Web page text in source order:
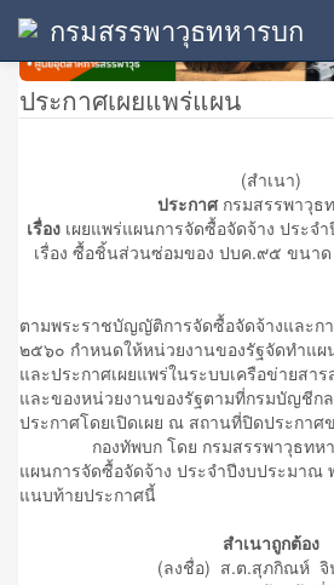
กรมสรรพาวุธทหารบก
ประกาศเผยแพร่แผน
(สำเนา)
ประกาศกรมสรรพาวุธ
เรื่อง เผยแพร่แผนการจัดซื้อจัดจ้าง ประ
เรื่อง ซื้อชิ้นส่วนซ่อมของ ปบค.๙๕ ขนาด
ตามพระราชบัญญัติการจัดซื้อจัดจ้างและก
๒๕๖๐ กำหนดให้หน่วยงานของรัฐจัดทำแผ
และประกาศเผยแพร่ในระบบเครือข่ายสา
และของหน่วยงานของรัฐตามที่กรมบัญชีก
ประกาศโดยเปิดเผย ณ สถานที่ปิดประกาศ
กองทัพบก โดย กรมสรรพาวุธทหาร
แผนการจัดซื้อจัดจ้าง ประจำปีงบประมาณ
แนบท้ายประกาศนี้
สำเนาถูกต้อง
(ลงชื่อ) ส.ต.สุภกิณห์ จิ